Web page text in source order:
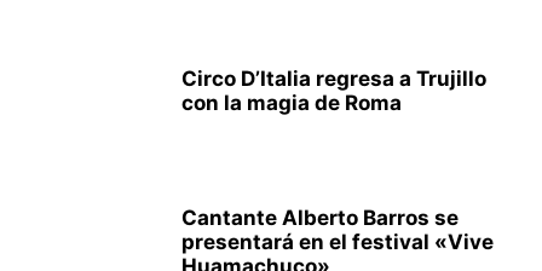
Circo D’Italia regresa a Trujillo
con la magia de Roma
Cantante Alberto Barros se
presentará en el festival «Vive
Huamachuco»